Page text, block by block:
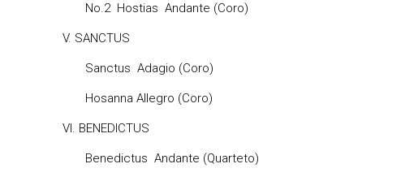
No.2 Hostias Andante (Coro)
V. SANCTUS
Sanctus Adagio (Coro)
Hosanna Allegro (Coro)
VI. BENEDICTUS
Benedictus Andante (Quarteto)